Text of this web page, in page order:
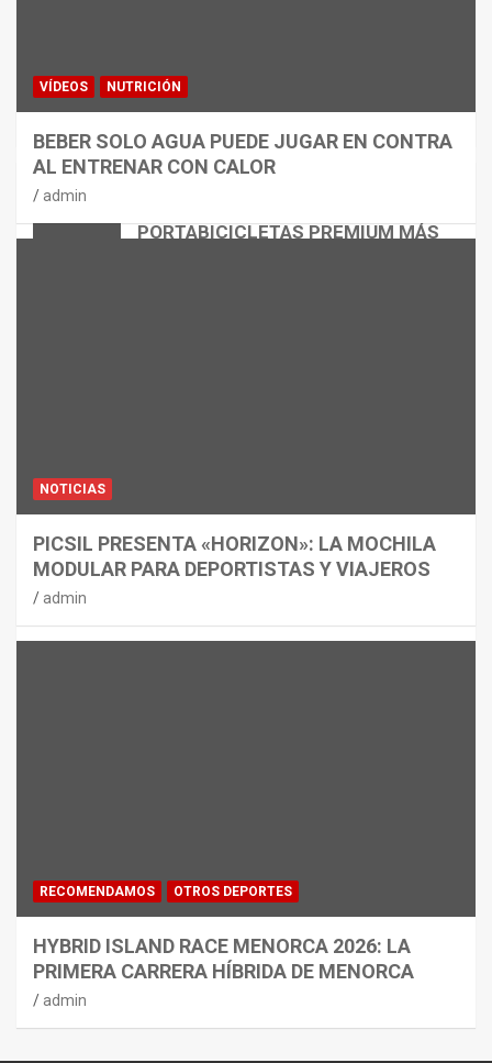
PORTABICICLETAS PREMIUM MÁS
VÍDEOS NUTRICIÓN
BEBER SOLO AGUA PUEDE JUGAR EN CONTRA
AL ENTRENAR CON CALOR
admin
NOTICIAS
PICSIL PRESENTA «HORIZON»: LA MOCHILA
MODULAR PARA DEPORTISTAS Y VIAJEROS
admin
RECOMENDAMOS OTROS DEPORTES
HYBRID ISLAND RACE MENORCA 2026: LA
PRIMERA CARRERA HÍBRIDA DE MENORCA
admin